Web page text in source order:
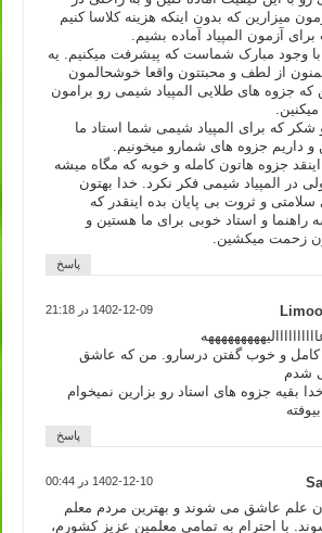
میزارین که بدون اینکه هزینه کلاسا کنیم
آزمون المپیاد آماده بشیم.
با وجود مبارک شماست که پیشرفت میکنیم. یه
از لطف و محبتتون واقعا خوشحالمون
که جزوه های طلایی المپیاد شیمی رو برامون
میکنین.
شکر که برای المپیاد شیمی شما استاد ما
داریم جزوه های شمارو میخونیم.
اینقد جزوه هاتون کامله و خوبه که مگاه میشه
در المپیاد شیمی فکر نکرد. خدا بهتون
و ثروت بی پایان بده اینقدر که
راهنما و استاد خوبی برای ما هستین و
زحمت میکشین.
پاسخ
1402-12-09 در 21:18
کامل و خوب گفتن درسارو. من که عاشق
شدم
بقیه جزوه های استاد رو بزارین نمیخوام
پاسخ
1402-12-10 در 00:44
علم عاشق می شوند و بهترین مردم معلم
با احترام به تمامی معلمین عزیز کشورم،